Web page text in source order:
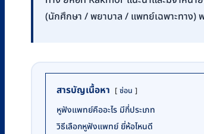
(นักศึกษา / พยาบาล / แพทย์เฉพาะทาง)
สารบัญเนื้อหา ซ่อน
หูฟังแพทย์คืออะไร มีกี่ประเภท
วิธีเลือกหูฟังแพทย์ ยี่ห้อไหนดี